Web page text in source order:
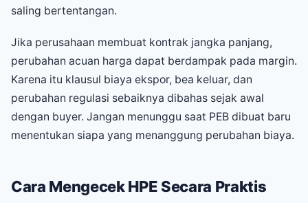
saling bertentangan.
Jika perusahaan membuat kontrak jangka panjang,
perubahan acuan harga dapat berdampak pada margin.
Karena itu klausul biaya ekspor, bea keluar, dan
perubahan regulasi sebaiknya dibahas sejak awal
dengan buyer. Jangan menunggu saat PEB dibuat baru
menentukan siapa yang menanggung perubahan biaya.
Cara Mengecek HPE Secara Praktis